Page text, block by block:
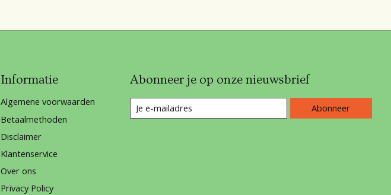
Informatie
Algemene voorwaarden
Betaalmethoden
Disclaimer
Klantenservice
Over ons
Privacy Policy
Abonneer je op onze nieuwsbrief
Abonneer